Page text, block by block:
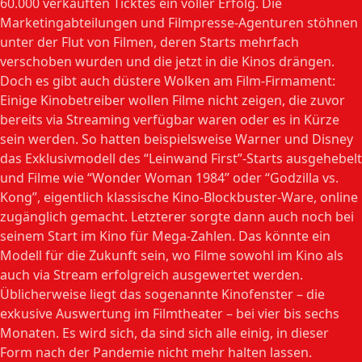
Marketingabteilungen und Filmpresse-Agenturen stöhnen
unter der Flut von Filmen, deren Starts mehrfach
verschoben wurden und die jetzt in die Kinos drängen.
Doch es gibt auch düstere Wolken am Film-Firmament:
Einige Kinobetreiber wollen Filme nicht zeigen, die zuvor
bereits via Streaming verfügbar waren oder es in Kürze
sein werden. So hatten beispielsweise Warner und Disney
das Exklusivmodell des “Leinwand First”-Starts ausgehebelt
und Filme wie “Wonder Woman 1984” oder “Godzilla vs.
Kong”, eigentlich klassische Kino-Blockbuster-Ware, online
zugänglich gemacht. Letzterer sorgte dann auch noch bei
seinem Start im Kino für Mega-Zahlen. Das könnte ein
Modell für die Zukunft sein, wo Filme sowohl im Kino als
auch via Stream erfolgreich ausgewertet werden.
Üblicherweise liegt das sogenannte Kinofenster – die
exkusive Auswertung im Filmtheater – bei vier bis sechs
Monaten. Es wird sich, da sind sich alle einig, in dieser
Form nach der Pandemie nicht mehr halten lassen.